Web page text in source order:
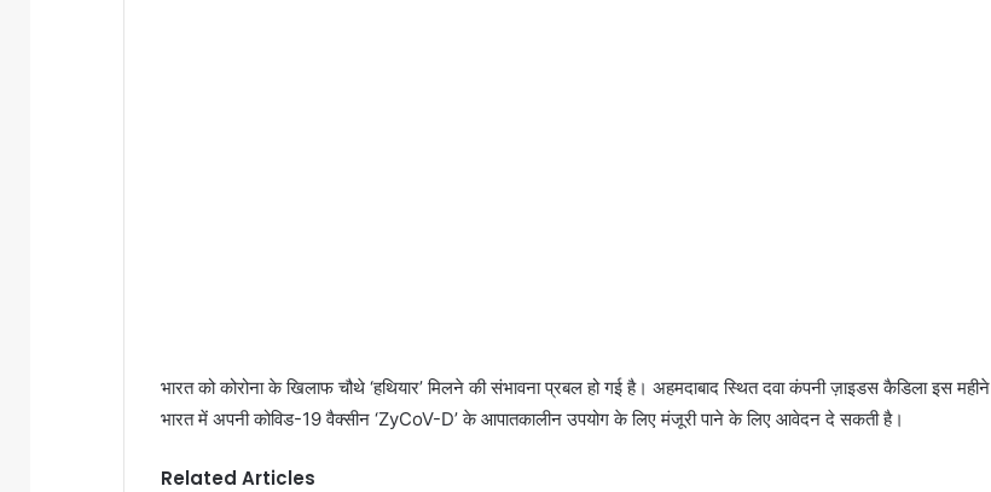
भारत को कोरोना के खिलाफ चौथे ‘हथियार’ मिलने की संभावना प्रबल हो गई है। अहमदाबाद स्थित दवा कंपनी ज़ाइडस कैडिला इस महीने
भारत में अपनी कोविड-19 वैक्सीन ‘ZyCoV-D’ के आपातकालीन उपयोग के लिए मंजूरी पाने के लिए आवेदन दे सकती है।
Related Articles